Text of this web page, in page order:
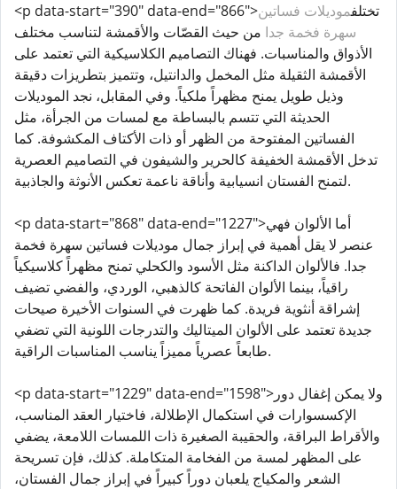
<p data-start="390" data-end="866">تختلفموديلات فساتين
سهرة فخمة جدا من حيث القصّات والأقمشة لتناسب مختلف
الأذواق والمناسبات. فهناك التصاميم الكلاسيكية التي تعتمد على
الأقمشة الثقيلة مثل المخمل والدانتيل، وتتميز بتطريزات دقيقة
وذيل طويل يمنح مظهراً ملكياً. وفي المقابل، نجد الموديلات
الحديثة التي تتسم بالبساطة مع لمسات من الجرأة، مثل
الفساتين المفتوحة من الظهر أو ذات الأكتاف المكشوفة. كما
تدخل الأقمشة الخفيفة كالحرير والشيفون في التصاميم العصرية
لتمنح الفستان انسيابية وأناقة ناعمة تعكس الأنوثة والجاذبية.
<p data-start="868" data-end="1227">أما الألوان فهي
عنصر لا يقل أهمية في إبراز جمال موديلات فساتين سهرة فخمة
جدا. فالألوان الداكنة مثل الأسود والكحلي تمنح مظهراً كلاسيكياً
راقياً، بينما الألوان الفاتحة كالذهبي، الوردي، والفضي تضيف
إشراقة أنثوية فريدة. كما ظهرت في السنوات الأخيرة صيحات
جديدة تعتمد على الألوان الميتاليك والتدرجات اللونية التي تضفي
طابعاً عصرياً مميزاً يناسب المناسبات الراقية.
<p data-start="1229" data-end="1598">ولا يمكن إغفال دور
الإكسسوارات في استكمال الإطلالة، فاختيار العقد المناسب،
والأقراط البراقة، والحقيبة الصغيرة ذات اللمسات اللامعة، يضفي
على المظهر لمسة من الفخامة المتكاملة. كذلك، فإن تسريحة
الشعر والمكياج يلعبان دوراً كبيراً في إبراز جمال الفستان،